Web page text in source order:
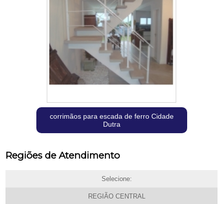
corrimãos para escada de ferro Cidade
Dutra
Regiões de Atendimento
Selecione:
REGIÃO CENTRAL